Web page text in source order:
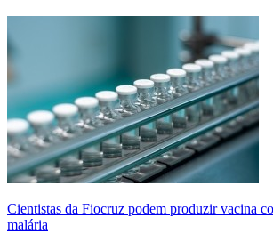
Cientistas da Fiocruz podem produzir vacina
malária